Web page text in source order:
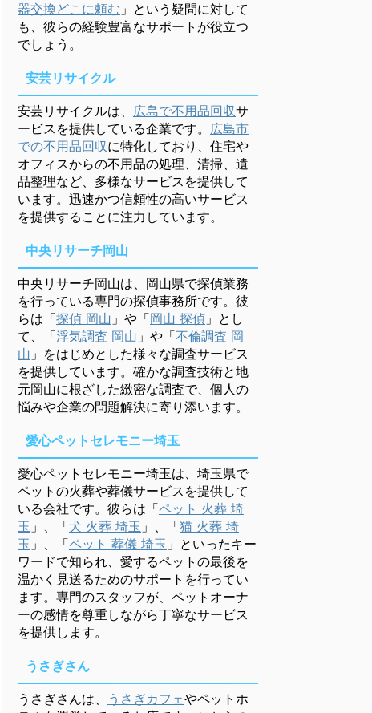
器交換どこに頼む 」という疑問に対して
も、彼らの経験豊富なサポートが役立つ
でしょう。
安芸リサイクル
安芸リサイクルは、 広島で不用品回収サ
ービスを提供している企業です。 広島市
での不用品回収に特化しており、住宅や
オフィスからの不用品の処理、清掃、遺
品整理など、多様なサービスを提供して
います。迅速かつ信頼性の高いサービス
を提供することに注力しています。
中央リサーチ岡山
中央リサーチ岡山は、岡山県で探偵業務
を行っている専門の探偵事務所です。彼
らは「探偵 岡山 」や「岡山 探偵 」とし
て、「浮気調査 岡山 」や「不倫調査 岡
山 」をはじめとした様々な調査サービス
を提供しています。確かな調査技術と地
元岡山に根ざした緻密な調査で、個人の
悩みや企業の問題解決に寄り添います。
愛心ペットセレモニー埼玉
愛心ペットセレモニー埼玉は、埼玉県で
ペットの火葬や葬儀サービスを提供して
いる会社です。彼らは「ペット 火葬 埼
玉 」、「犬 火葬 埼玉 」、「猫 火葬 埼
玉 」、「ペット 葬儀 埼玉 」といったキー
ワードで知られ、愛するペットの最後を
温かく見送るためのサポートを行ってい
ます。専門のスタッフが、ペットオーナ
ーの感情を尊重しながら丁寧なサービス
を提供します。
うさぎさん
うさぎさんは、 うさぎカフェやペットホ